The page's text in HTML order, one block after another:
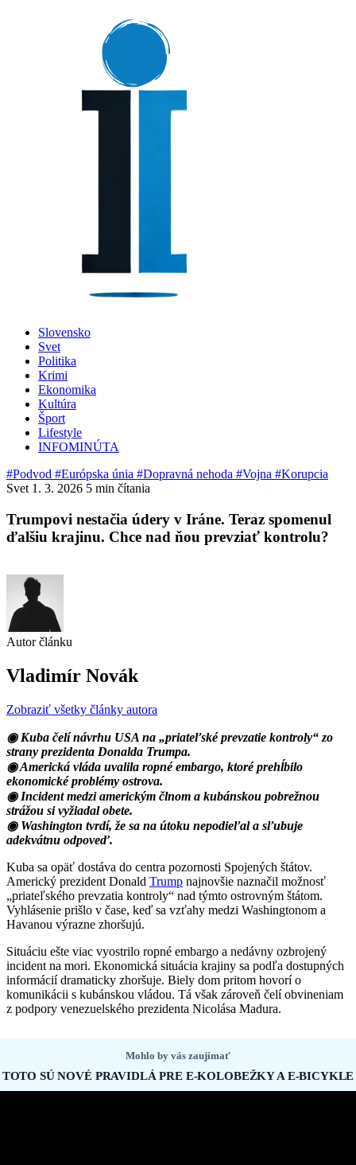
Slovensko
Svet
Politika
Krimi
Ekonomika
Kultúra
Šport
Lifestyle
INFOMINÚTA
#Podvod #Európska únia #Dopravná nehoda #Vojna #Korupcia
Svet 1. 3. 2026 5 min čítania
Trumpovi nestačia údery v Iráne. Teraz spomenul
ďalšiu krajinu. Chce nad ňou prevziať kontrolu?
Autor článku
Vladimír Novák
Zobraziť všetky články autora
◉ Kuba čelí návrhu USA na „priateľské prevzatie kontroly“ zo
strany prezidenta Donalda Trumpa.
◉ Americká vláda uvalila ropné embargo, ktoré prehĺbilo
ekonomické problémy ostrova.
◉ Incident medzi americkým člnom a kubánskou pobrežnou
strážou si vyžiadal obete.
◉ Washington tvrdí, že sa na útoku nepodieľal a sľubuje
adekvátnu odpoveď.
Kuba sa opäť dostáva do centra pozornosti Spojených štátov.
Americký prezident Donald Trump najnovšie naznačil možnosť
„priateľského prevzatia kontroly“ nad týmto ostrovným štátom.
Vyhlásenie prišlo v čase, keď sa vzťahy medzi Washingtonom a
Havanou výrazne zhoršujú.
Situáciu ešte viac vyostrilo ropné embargo a nedávny ozbrojený
incident na mori. Ekonomická situácia krajiny sa podľa dostupných
informácií dramaticky zhoršuje. Biely dom pritom hovorí o
komunikácii s kubánskou vládou. Tá však zároveň čelí obvineniam
z podpory venezuelského prezidenta Nicolása Madura.
Mohlo by vás zaujímať
TOTO SÚ NOVÉ PRAVIDLÁ PRE E-KOLOBEŽKY A E-BICYKLE